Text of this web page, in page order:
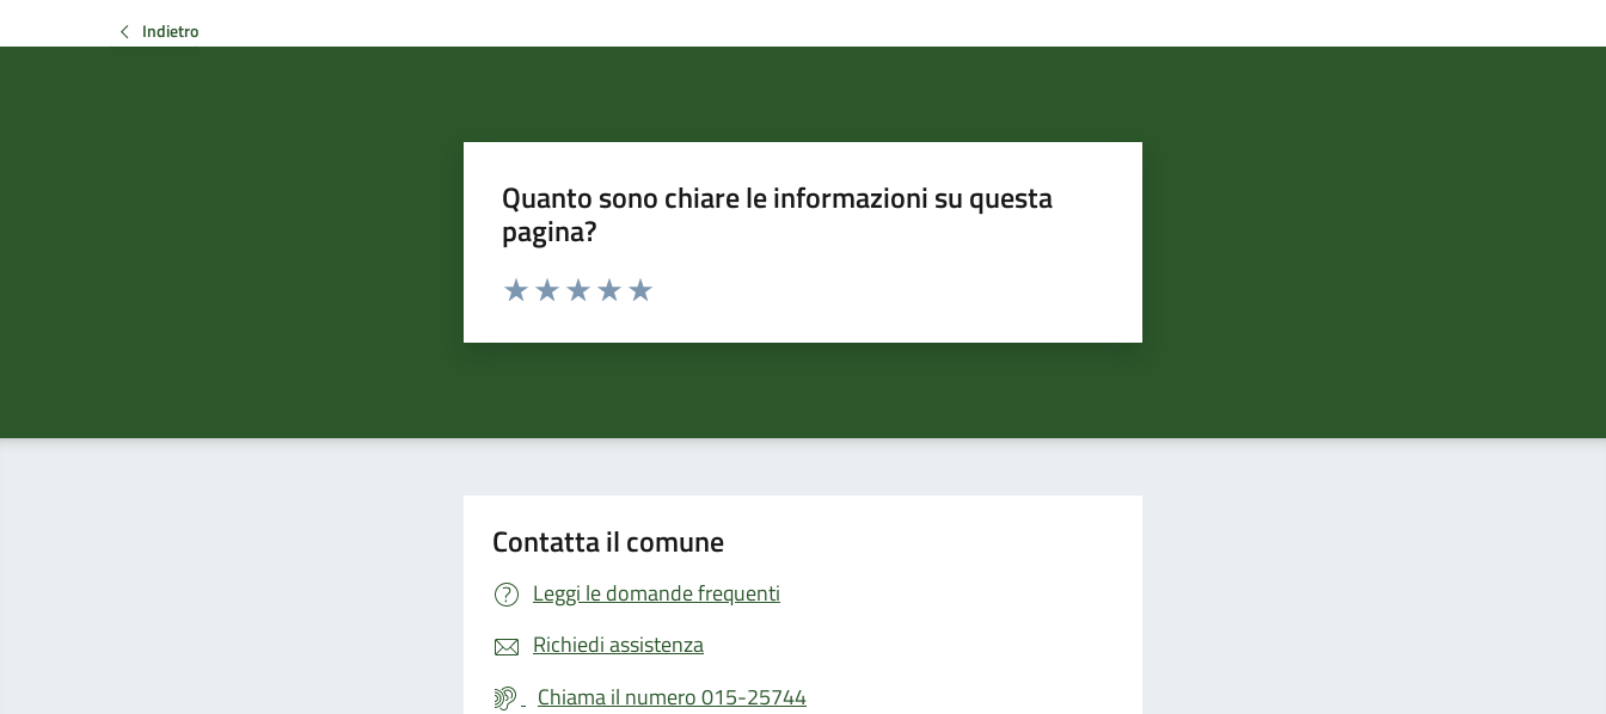
Indietro
Quanto sono chiare le informazioni su questa
pagina?
Valuta da 1 a 5 stelle la pagina
Contatta il comune
Leggi le domande frequenti
Richiedi assistenza
Chiama il numero 015-25744